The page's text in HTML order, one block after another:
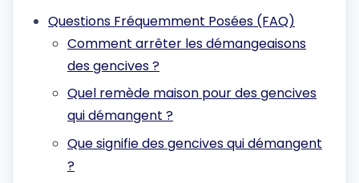
Questions Fréquemment Posées (FAQ)
Comment arrêter les démangeaisons
des gencives ?
Quel remède maison pour des gencives
qui démangent ?
Que signifie des gencives qui démangent
?